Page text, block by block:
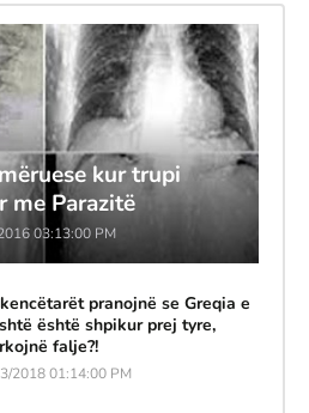
kur trupi
me Parazitë
03:13:00 PM
pranojnë se Greqia e
është shpikur prej tyre,
falje?!
2018 01:14:00 PM